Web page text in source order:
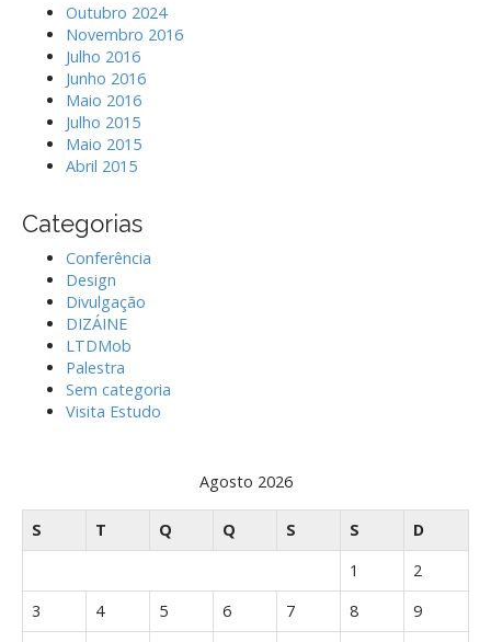
Outubro 2024
Novembro 2016
Julho 2016
Junho 2016
Maio 2016
Julho 2015
Maio 2015
Abril 2015
Categorias
Conferência
Design
Divulgação
DIZÁINE
LTDMob
Palestra
Sem categoria
Visita Estudo
Agosto 2026
S T Q Q S S
D
1
2
3
4 5 6 7 8
9